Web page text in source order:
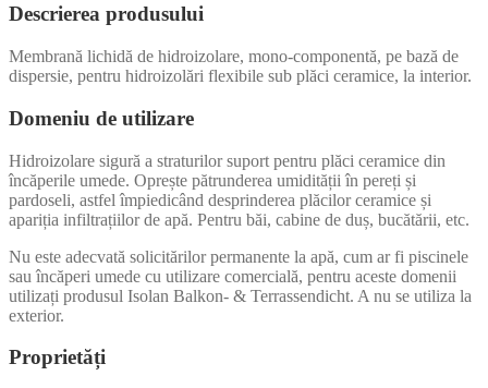
Descrierea produsului
Membrană lichidă de hidroizolare, mono-componentă, pe bază de
dispersie, pentru hidroizolări flexibile sub plăci ceramice, la interior.
Domeniu de utilizare
Hidroizolare sigură a straturilor suport pentru plăci ceramice din
încăperile umede. Oprește pătrunderea umidității în pereți și
pardoseli, astfel împiedicând desprinderea plăcilor ceramice și
apariția infiltrațiilor de apă. Pentru băi, cabine de duș, bucătării, etc.
Nu este adecvată solicitărilor permanente la apă, cum ar fi piscinele
sau încăperi umede cu utilizare comercială, pentru aceste domenii
utilizați produsul Isolan Balkon- & Terrassendicht. A nu se utiliza la
exterior.
Proprietăți